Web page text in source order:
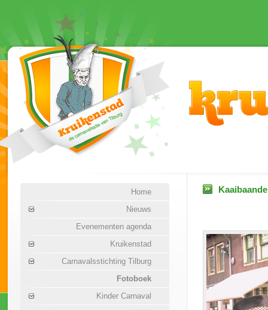
Home
Nieuws
Evenementen agenda
Kruikenstad
Carnavalsstichting Tilburg
Fotoboek
Kinder Carnaval